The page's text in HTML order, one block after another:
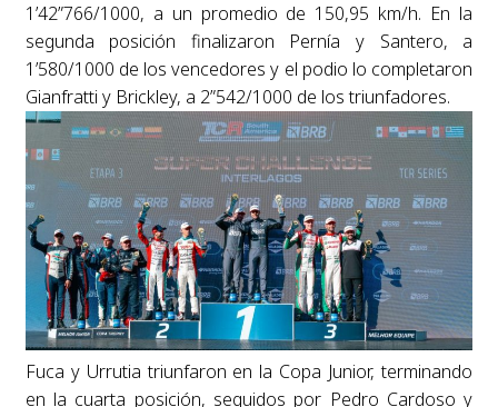
1’42”766/1000, a un promedio de 150,95 km/h. En la
segunda posición finalizaron Pernía y Santero, a
1’580/1000 de los vencedores y el podio lo completaron
Gianfratti y Brickley, a 2”542/1000 de los triunfadores.
Fuca y Urrutia triunfaron en la Copa Junior, terminando
en la cuarta posición, seguidos por Pedro Cardoso y